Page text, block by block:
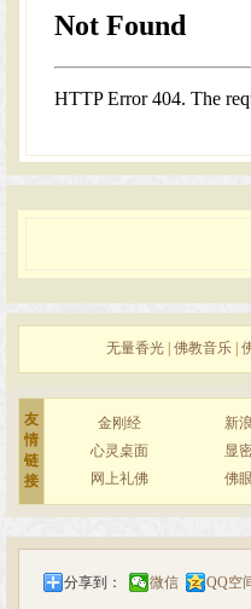
无量香光 佛教音乐
友
情
链
接
金刚经 新
心灵桌面
显
网上礼佛
佛
分享到： 微信 QQ空